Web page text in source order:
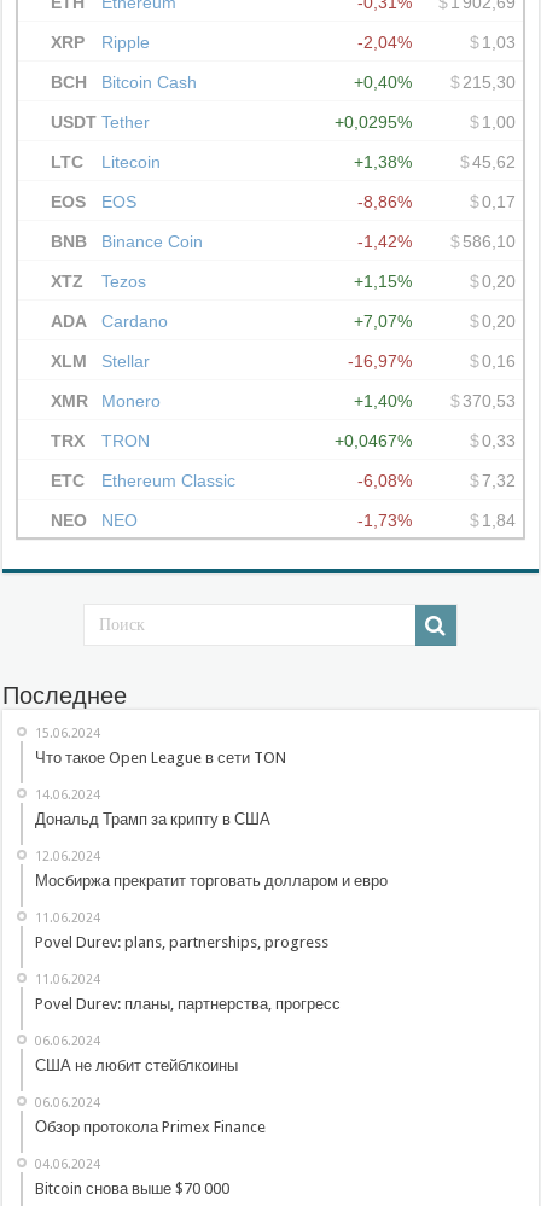
Последнее
15.06.2024
Что такое Open League в сети TON
14.06.2024
Дональд Трамп за крипту в США
12.06.2024
Мосбиржа прекратит торговать долларом и евро
11.06.2024
Povel Durev: plans, partnerships, progress
11.06.2024
Povel Durev: планы, партнерства, прогресс
06.06.2024
США не любит стейблкоины
06.06.2024
Обзор протокола Primex Finance
04.06.2024
Bitcoin снова выше $70 000